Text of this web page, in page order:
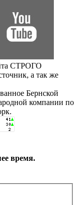
СТРОГО
а так же
Бернской
компании по
время.